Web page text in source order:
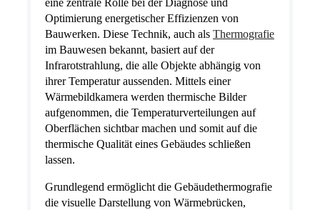
eine zentrale Rolle bei der Diagnose und
Optimierung energetischer Effizienzen von
Bauwerken. Diese Technik, auch als Thermografie
im Bauwesen bekannt, basiert auf der
Infrarotstrahlung, die alle Objekte abhängig von
ihrer Temperatur aussenden. Mittels einer
Wärmebildkamera werden thermische Bilder
aufgenommen, die Temperaturverteilungen auf
Oberflächen sichtbar machen und somit auf die
thermische Qualität eines Gebäudes schließen
lassen.
Grundlegend ermöglicht die Gebäudethermografie
die visuelle Darstellung von Wärmebrücken,